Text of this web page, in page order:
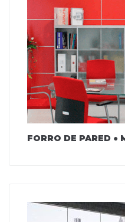
FORRO DE PARED ●